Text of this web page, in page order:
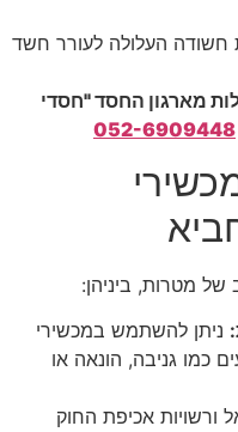
חשודה העלולה לעורר חשד
מארגון החסד "חסדי
052-6909448
מטרות, ביניהן:
: ניתן להשתמש במכשירי
כמו גניבה, הונאה או
ורשויות אכיפת החוק